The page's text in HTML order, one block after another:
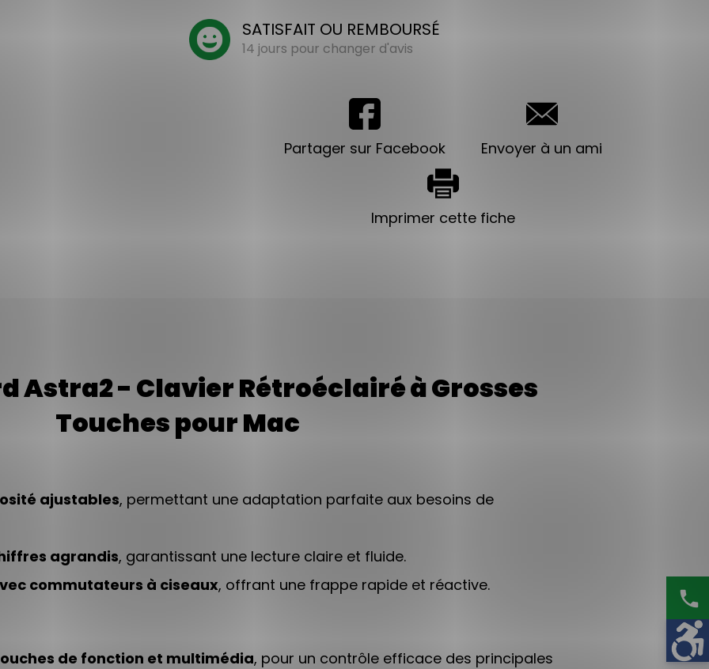
SATISFAIT OU REMBOURSÉ
14 jours pour changer d'avis
Partager sur Facebook Envoyer à un ami
Imprimer cette fiche
Astra2 - Clavier Rétroéclairé à Grosses
Touches pour Mac
ajustables, permettant une adaptation parfaite aux besoins de
agrandis, garantissant une lecture claire et fluide.
commutateurs à ciseaux, offrant une frappe rapide et réactive.
de fonction et multimédia, pour un contrôle efficace des principales
phone